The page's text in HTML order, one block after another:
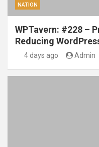
NATION
WPTavern: #228 –
Reducing
4 days ago Admin